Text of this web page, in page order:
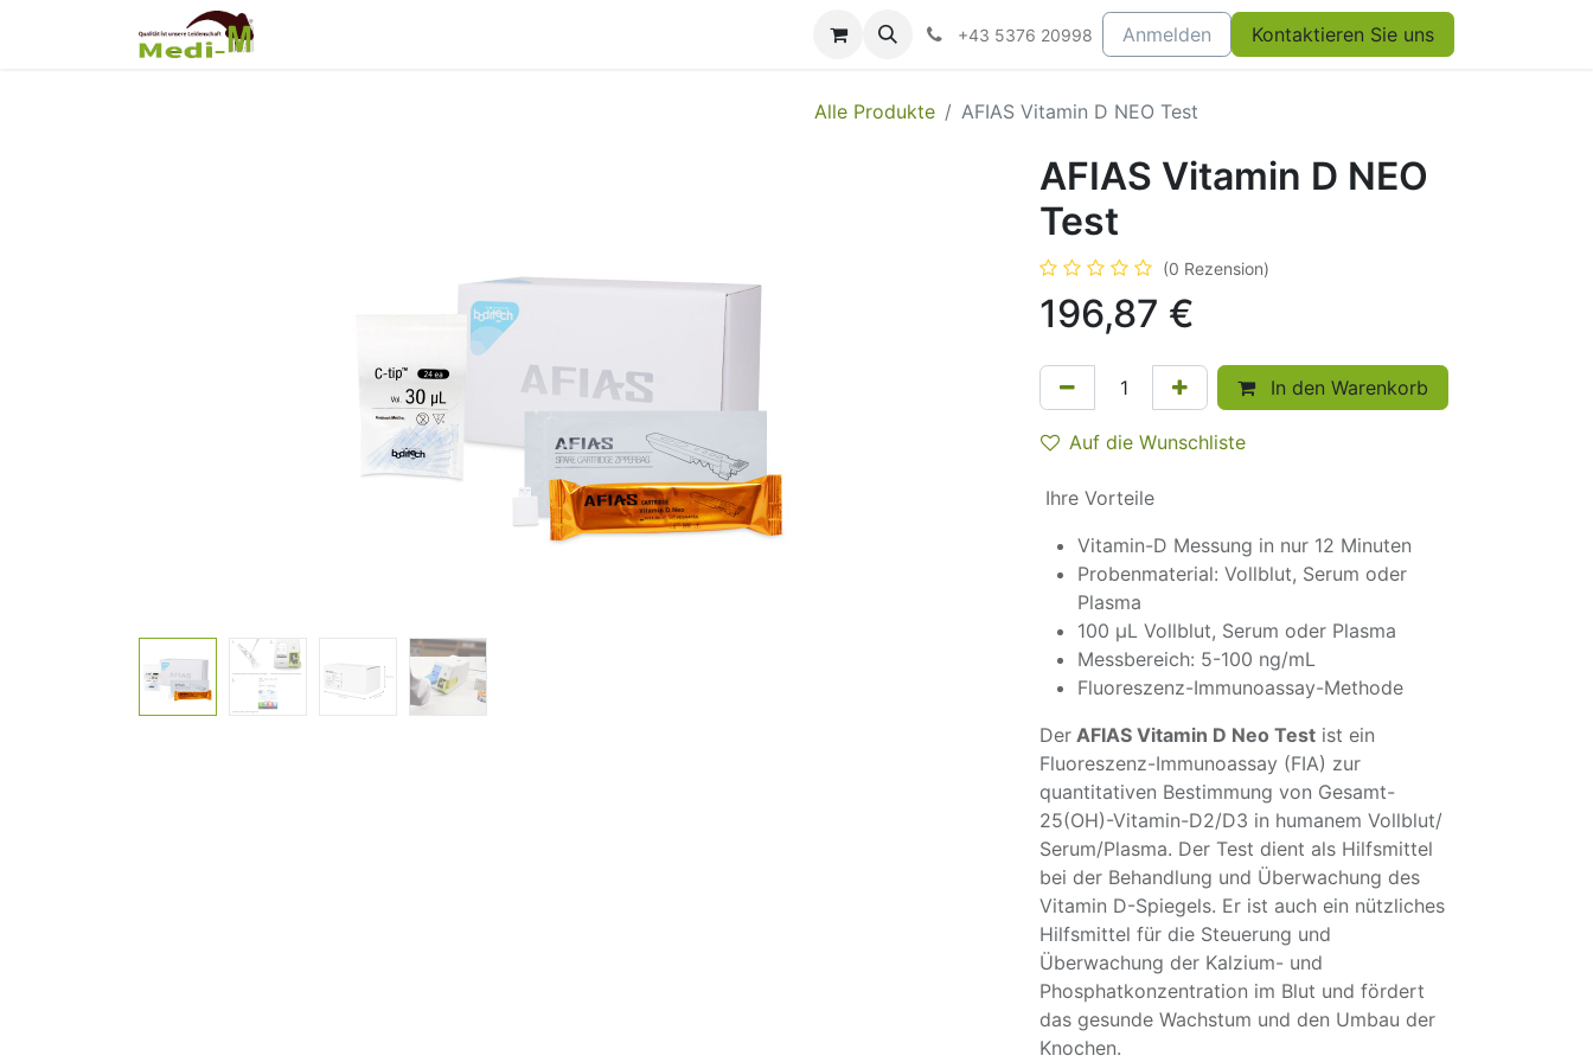
Messen/Veranstaltungen Downloads Hilfe
+43 5376 20998 Anmelden Kontaktieren Sie uns
Alle Produkte AFIAS Vitamin D NEO Test
AFIAS Vitamin D NEO
Test
(0 Rezension)
196,87 €
In den Warenkorb
Auf die Wunschliste
Ihre Vorteile
Vitamin-D Messung in nur 12 Minuten
Probenmaterial: Vollblut, Serum oder
Plasma
100 µL Vollblut, Serum oder Plasma
Messbereich: 5-100 ng/mL
Fluoreszenz-Immunoassay-Methode
Der AFIAS Vitamin D Neo Test ist ein
Fluoreszenz-Immunoassay (FIA) zur
quantitativen Bestimmung von Gesamt-
25(OH)-Vitamin-D2/D3 in humanem Vollblut/
Serum/Plasma. Der Test dient als Hilfsmittel
bei der Behandlung und Überwachung des
Vitamin D-Spiegels. Er ist auch ein nützliches
Hilfsmittel für die Steuerung und
Überwachung der Kalzium- und
Phosphatkonzentration im Blut und fördert
das gesunde Wachstum und den Umbau der
Knochen.